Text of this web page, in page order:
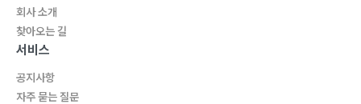
회사 소개
찾아오는 길
서비스
공지사항
자주 묻는 질문